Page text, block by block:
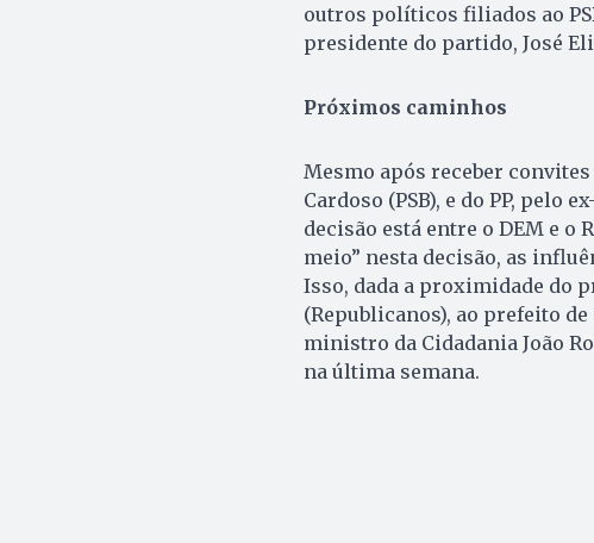
outros políticos filiados ao
presidente do partido, José
Próximos caminhos
Mesmo após receber
Cardoso (PSB), e do PP, pelo
decisão está entre o DEM e o
meio” nesta decisão, as
Isso, dada a proximidade do
(Republicanos), ao prefeito
ministro da Cidadania João
na última semana. ­­